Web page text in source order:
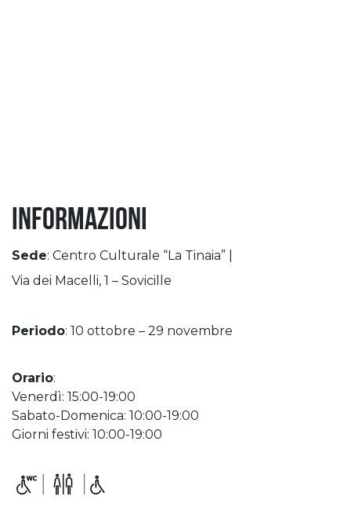
Informazioni
Sede: Centro Culturale “La Tinaia” |
Via dei Macelli, 1 – Sovicille
Periodo: 10 ottobre – 29 novembre
Orario:
Venerdì: 15:00-19:00
Sabato-Domenica: 10:00-19:00
Giorni festivi: 10:00-19:00